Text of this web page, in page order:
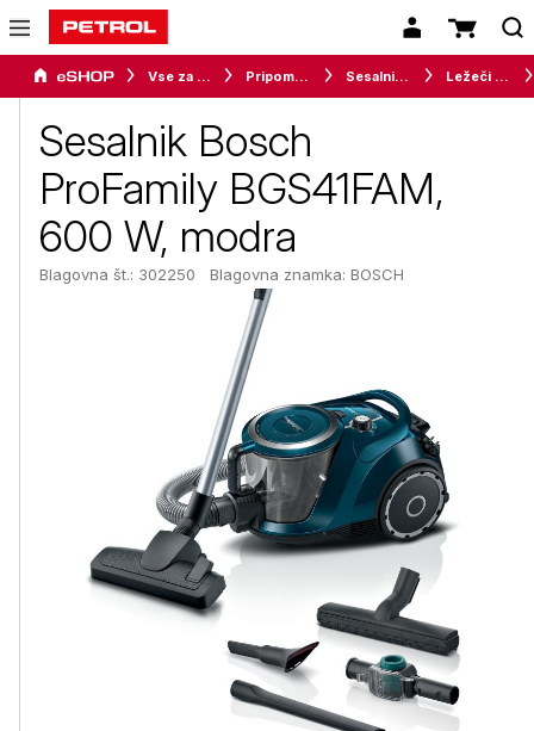
Vse za dom Pripomočki za čiščenje tal Sesalniki in parni čistilniki Ležeči sesalniki
Sesalnik Bosch
ProFamily BGS41FAM,
600 W, modra
Blagovna št.: 302250 Blagovna znamka: BOSCH